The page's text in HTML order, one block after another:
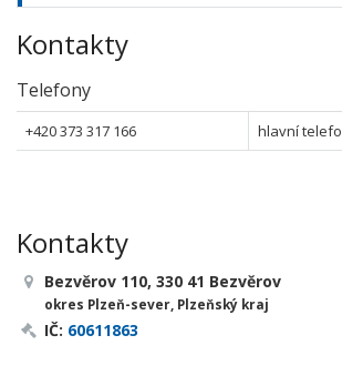
Kontakty
Telefony
+420 373 317 166 hlavní
Kontakty
Bezvěrov 110, 330 41 Bezvěrov
okres Plzeň-sever, Plzeňský kraj
IČ: 60611863